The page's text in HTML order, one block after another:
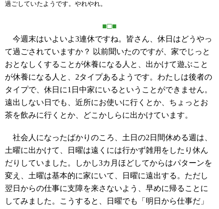
過ごしていたようです。やれやれ。
■□■
今週末はいよいよ3連休ですね。皆さん、休日はどうやっ
て過ごされていますか？ 以前聞いたのですが、家でじっと
おとなしくすることが休養になる人と、出かけて遊ぶこと
が休養になる人と、2タイプあるようです。わたしは後者の
タイプで、休日に1日中家にいるということができません。
遠出しない日でも、近所にお使いに行くとか、ちょっとお
茶を飲みに行くとか、どこかしらに出かけています。
社会人になったばかりのころ、土日の2日間休める週は、
土曜に出かけて、日曜は遠くには行かず雑用をしたり休ん
だりしていました。しかし3カ月ほどしてからはパターンを
変え、土曜は基本的に家にいて、日曜に遠出する。ただし
翌日からの仕事に支障を来さないよう、早めに帰ることに
してみました。こうすると、日曜でも「明日から仕事だ」